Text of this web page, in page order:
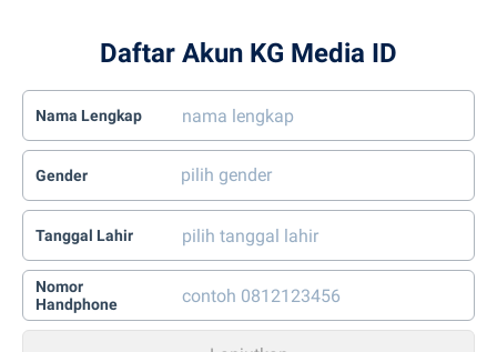
Daftar Akun KG Media ID
Nama Lengkap
Gender
Tanggal Lahir
Nomor
Handphone